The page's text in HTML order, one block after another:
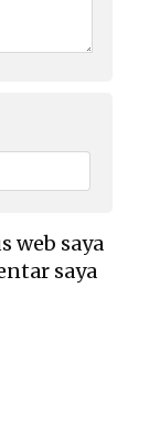
web saya
saya